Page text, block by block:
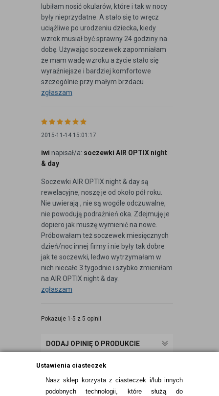
Ustawienia ciasteczek
Nasz sklep korzysta z ciasteczek i/lub innych
podobnych technologii, które służą do
lubiłam nosić okularów, które i tak w nocy
były nieprzydatne. A stało się to wręcz
uciążliwe po urodzeniu dziecka, kiedy
wzrok musiał być sprawny 24 godziny na
dobę. Używając soczewek zapomniałam
że mam wadę wzroku a życie stało się
wyraźniejsze i bardziej komfortowe
szczególnie przy małym brzdacu
zgłaszam
2015-11-14 15:01:17
iwi napisał/a: soczewki AIR OPTIX night
& day
Soczewki AIR OPTIX night & day są
rewelacyjne, noszę je od około pół roku.
Nie uwierają , nie są wogóle odczuwalne,
nie powodują podrażnień oka. Zdejmuję je
dopiero jak muszę wymienić na nowe.
Próbowałam też soczewek miesięcznych
dzień/noc innej firmy i nie były tak dobre
jak te soczewki, ledwo wytrzymałam w
nich niecałe 3 tygodnie i szybko zmieniłam
na AIR OPTIX night & day.
zgłaszam
Pokazuje 1-5 z 5 opinii
DODAJ OPINIĘ O PRODUKCIE